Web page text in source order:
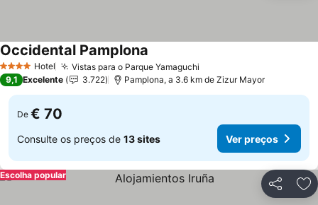
4 EstrelasHotel Vistas para o Parque Yamaguchi
Occidental Pamplona
9,1 Excelente 3.722 Pamplona, a 3.6 km de Zizur Mayor
De € 70
Consulte os preços de 13 sites Ver preços
Partilhar
Escolha popular